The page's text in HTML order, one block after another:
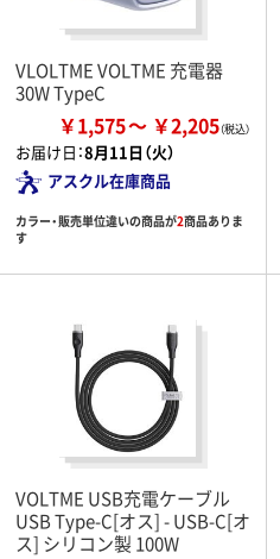
VLOLTME VOLTME 充電器
30W TypeC
￥1,575 ￥2,205
お届け日：8月11日（火）
アスクル在庫商品
カラー・販売単位違いの商品が2商品ありま
す
VOLTME USB充電ケーブル
USB Type-C[オス] - USB-C[オ
ス] シリコン製 100W